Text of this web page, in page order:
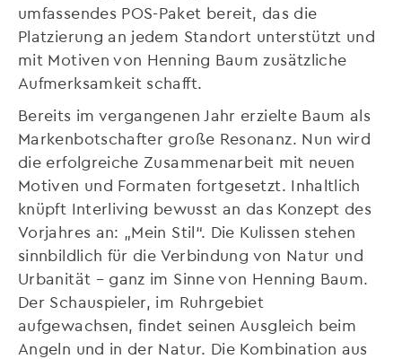
umfassendes POS-Paket bereit, das die
Platzierung an jedem Standort unterstützt und
mit Motiven von Henning Baum zusätzliche
Aufmerksamkeit schafft.
Bereits im vergangenen Jahr erzielte Baum als
Markenbotschafter große Resonanz. Nun wird
die erfolgreiche Zusammenarbeit mit neuen
Motiven und Formaten fortgesetzt. Inhaltlich
knüpft Interliving bewusst an das Konzept des
Vorjahres an: „Mein Stil“. Die Kulissen stehen
sinnbildlich für die Verbindung von Natur und
Urbanität – ganz im Sinne von Henning Baum.
Der Schauspieler, im Ruhrgebiet
aufgewachsen, findet seinen Ausgleich beim
Angeln und in der Natur. Die Kombination aus